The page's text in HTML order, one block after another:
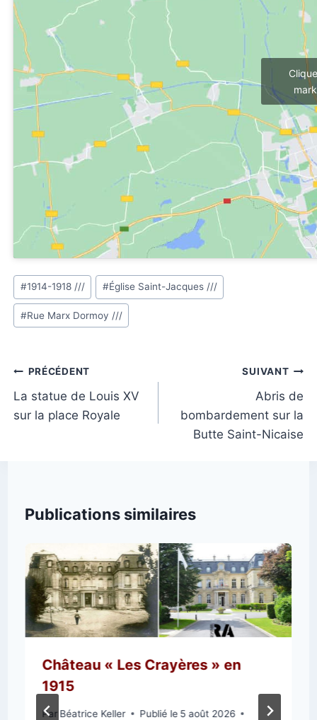
Étiquettes
de
la
#1914-1918 /// #Église Saint-Jacques ///
#Rue Marx Dormoy ///
Navigation
de
l’article
PRÉCÉDENT
La statue de Louis XV
sur la place Royale
SUIVANT
Abris de
bombardement sur la
Butte Saint-Nicaise
Publications similaires
Château « Les Crayères » en
1915
Par Béatrice Keller Publié le 5 août 2026